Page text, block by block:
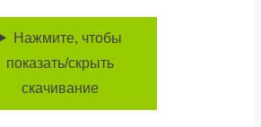
Нажмите, чтобы
показать/скрыть
скачивание